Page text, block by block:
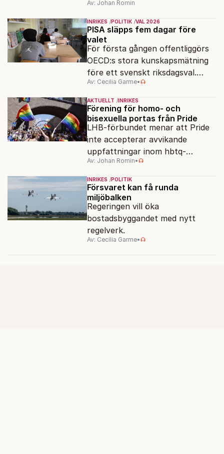
rad svenska politiker bytt parti –
men varför, och vad skiljer
partiernas interna kulturer åt?
Av: Johan Romin
INRIKES POLITIK VAL 2026
PISA släpps fem dagar före
valet
För första gången offentliggörs
OECD:s stora kunskapsmätning
före ett svenskt riksdagsval.
Resultatet kan ge skolfrågan ny
kraft under valrörelsens sista
dagar.
Av: Cecilia Garme•
AKTUELLT INRIKES
Förening för homo- och
bisexuella portas från Pride
LHB-förbundet menar att Pride
inte accepterar avvikande
uppfattningar inom hbtq-
rörelsen. "Vi har inga problem
med transpersoner", säger
ordföranden Linn Saarinen.
Av: Johan Romin•
INRIKES POLITIK
Försvaret kan få runda
miljöbalken
Regeringen vill öka
bostadsbyggandet med nytt
regelverk.
Av: Cecilia Garme•